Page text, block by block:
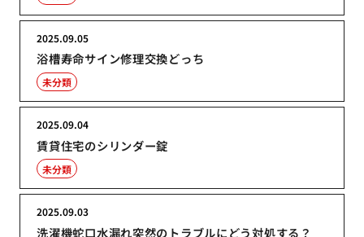
浴槽寿命サイン修理交換どっち
2025.09.05
未分類
賃貸住宅のシリンダー錠
2025.09.04
未分類
洗濯機蛇口水漏れ突然のトラブルにどう対処する？
2025.09.03